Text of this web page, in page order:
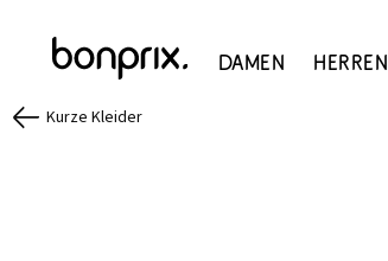
Damen Herren
Kurze Kleider